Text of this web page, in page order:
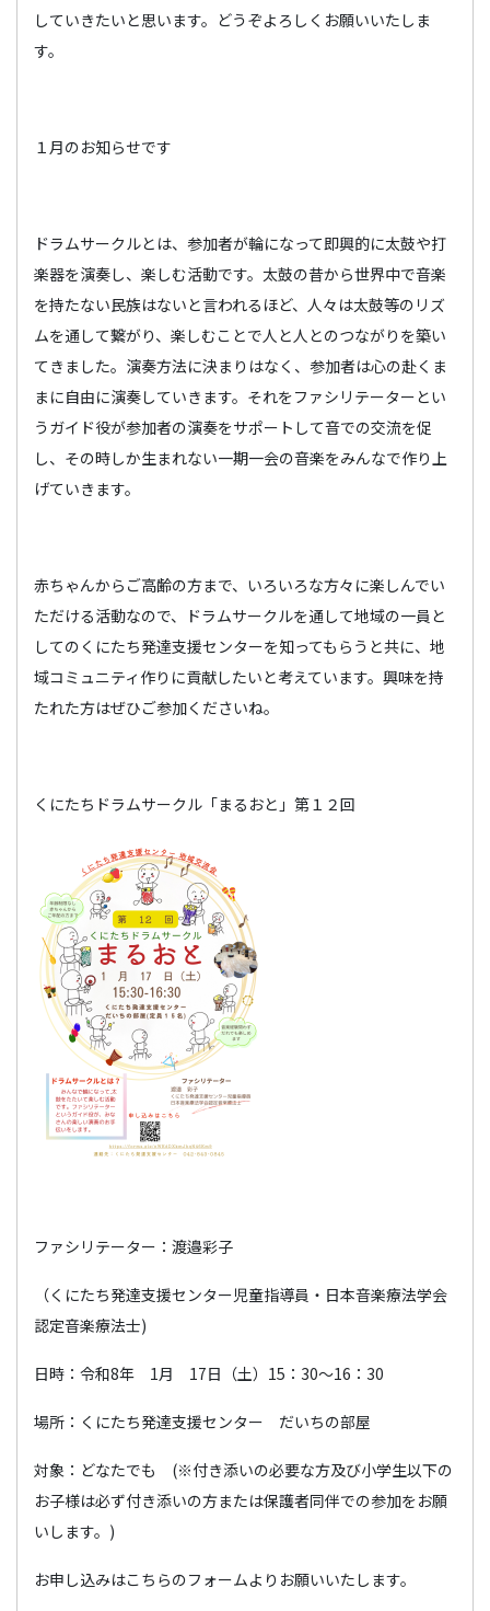
していきたいと思います。どうぞよろしくお願いいたしま
す。
１月のお知らせです
ドラムサークルとは、参加者が輪になって即興的に太鼓や打
楽器を演奏し、楽しむ活動です。太鼓の昔から世界中で音楽
を持たない民族はないと言われるほど、人々は太鼓等のリズ
ムを通して繋がり、楽しむことで人と人とのつながりを築い
てきました。演奏方法に決まりはなく、参加者は心の赴くま
まに自由に演奏していきます。それをファシリテーターとい
うガイド役が参加者の演奏をサポートして音での交流を促
し、その時しか生まれない一期一会の音楽をみんなで作り上
げていきます。
赤ちゃんからご高齢の方まで、いろいろな方々に楽しんでい
ただける活動なので、ドラムサークルを通して地域の一員と
してのくにたち発達支援センターを知ってもらうと共に、地
域コミュニティ作りに貢献したいと考えています。興味を持
たれた方はぜひご参加くださいね。
くにたちドラムサークル「まるおと」第１２回
ファシリテーター：渡邉彩子
（くにたち発達支援センター児童指導員・日本音楽療法学会
認定音楽療法士)
日時：令和8年 1月 17日（土）15：30～16：30
場所：くにたち発達支援センター だいちの部屋
対象：どなたでも (※付き添いの必要な方及び小学生以下の
お子様は必ず付き添いの方または保護者同伴での参加をお願
いします。)
お申し込みはこちらのフォームよりお願いいたします。